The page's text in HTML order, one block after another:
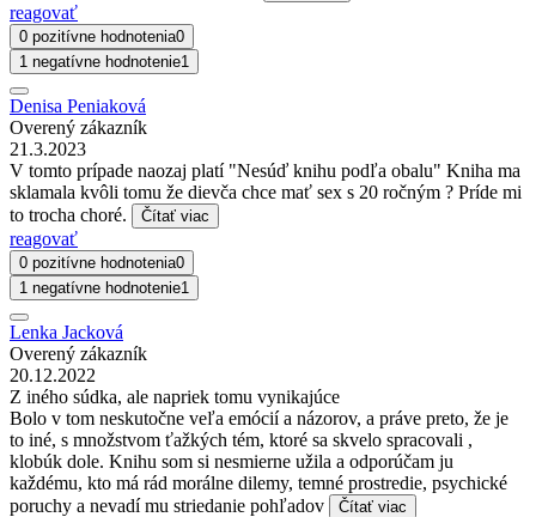
reagovať
0 pozitívne hodnotenia0
1 negatívne hodnotenie1
Denisa Peniaková
Overený zákazník
21.3.2023
V tomto prípade naozaj platí "Nesúď knihu podľa obalu" Kniha ma
sklamala kvôli tomu že dievča chce mať sex s 20 ročným ? Príde mi
to trocha choré.
Čítať viac
reagovať
0 pozitívne hodnotenia0
1 negatívne hodnotenie1
Lenka Jacková
Overený zákazník
20.12.2022
Z iného súdka, ale napriek tomu vynikajúce
Bolo v tom neskutočne veľa emócií a názorov, a práve preto, že je
to iné, s množstvom ťažkých tém, ktoré sa skvelo spracovali ,
klobúk dole. Knihu som si nesmierne užila a odporúčam ju
každému, kto má rád morálne dilemy, temné prostredie, psychické
poruchy a nevadí mu striedanie pohľadov
Čítať viac